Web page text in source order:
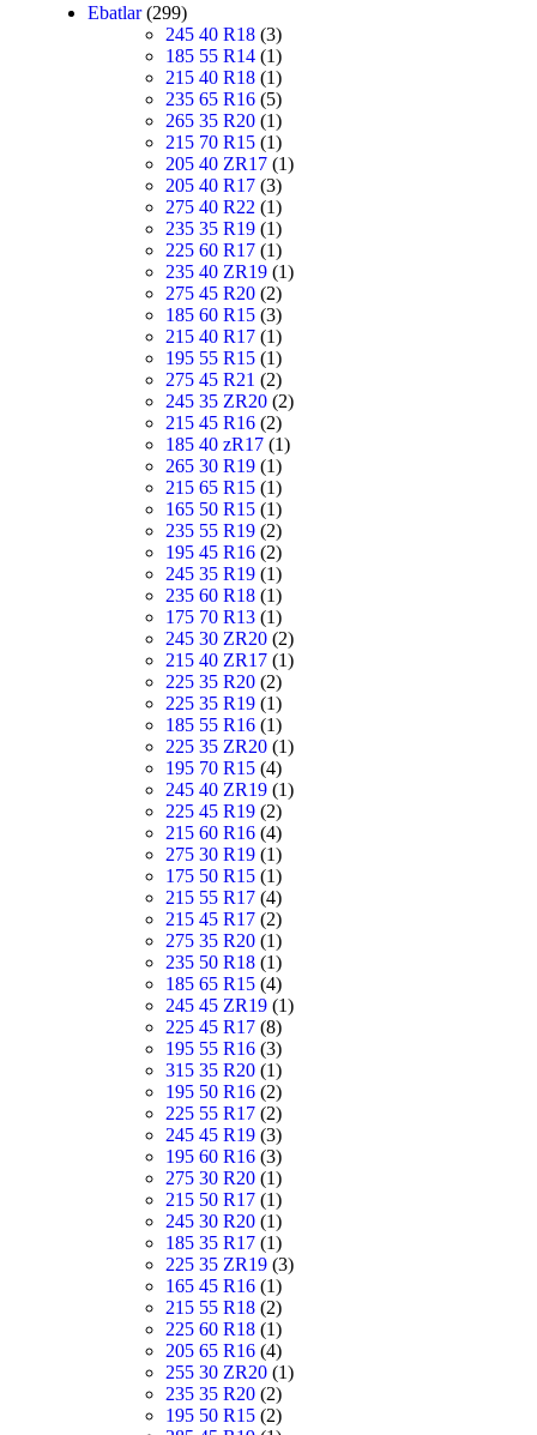
Ebatlar (299)
245 40 R18 (3)
185 55 R14 (1)
215 40 R18 (1)
235 65 R16 (5)
265 35 R20 (1)
215 70 R15 (1)
205 40 ZR17 (1)
205 40 R17 (3)
275 40 R22 (1)
235 35 R19 (1)
225 60 R17 (1)
235 40 ZR19 (1)
275 45 R20 (2)
185 60 R15 (3)
215 40 R17 (1)
195 55 R15 (1)
275 45 R21 (2)
245 35 ZR20 (2)
215 45 R16 (2)
185 40 zR17 (1)
265 30 R19 (1)
215 65 R15 (1)
165 50 R15 (1)
235 55 R19 (2)
195 45 R16 (2)
245 35 R19 (1)
235 60 R18 (1)
175 70 R13 (1)
245 30 ZR20 (2)
215 40 ZR17 (1)
225 35 R20 (2)
225 35 R19 (1)
185 55 R16 (1)
225 35 ZR20 (1)
195 70 R15 (4)
245 40 ZR19 (1)
225 45 R19 (2)
215 60 R16 (4)
275 30 R19 (1)
175 50 R15 (1)
215 55 R17 (4)
215 45 R17 (2)
275 35 R20 (1)
235 50 R18 (1)
185 65 R15 (4)
245 45 ZR19 (1)
225 45 R17 (8)
195 55 R16 (3)
315 35 R20 (1)
195 50 R16 (2)
225 55 R17 (2)
245 45 R19 (3)
195 60 R16 (3)
275 30 R20 (1)
215 50 R17 (1)
245 30 R20 (1)
185 35 R17 (1)
225 35 ZR19 (3)
165 45 R16 (1)
215 55 R18 (2)
225 60 R18 (1)
205 65 R16 (4)
255 30 ZR20 (1)
235 35 R20 (2)
195 50 R15 (2)